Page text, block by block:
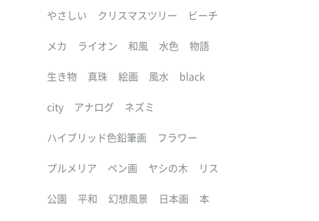
やさしい クリスマスツリー ビーチ
メカ ライオン 和風 水色 物語
生き物 真珠 絵画 風水 black
city アナログ ネズミ
ハイブリッド色鉛筆画 フラワー
プルメリア ペン画 ヤシの木 リス
公園 平和 幻想風景 日本画 本